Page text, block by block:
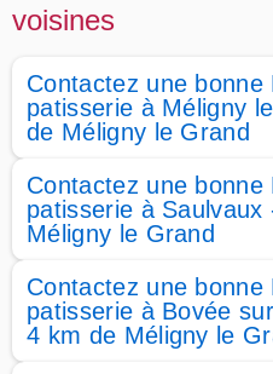
voisines
Contactez une bonne
patisserie à Méligny
de Méligny le Grand
Contactez une bonne
patisserie à
Méligny le Grand
Contactez une bonne
patisserie à Bovée
4 km de Méligny le